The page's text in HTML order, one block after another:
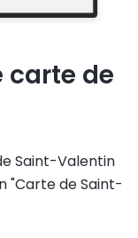
carte de
Saint-Valentin
"Carte de Saint-